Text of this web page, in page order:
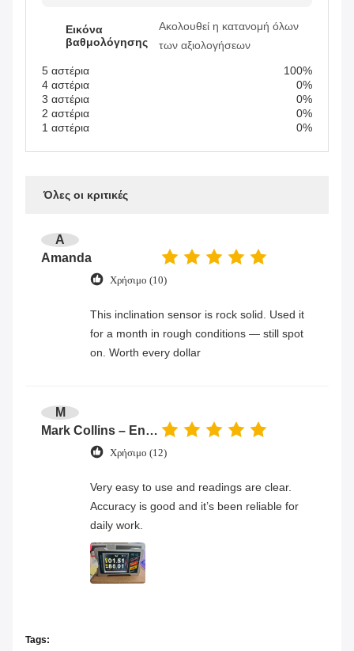
Εικόνα
βαθμολόγησης
Ακολουθεί η κατανομή όλων
των αξιολογήσεων
5 αστέρια
100%
4 αστέρια
0%
3 αστέρια
0%
2 αστέρια
0%
1 αστέρια
0%
Όλες οι κριτικές
A
Amanda
Χρήσιμο (10)
This inclination sensor is rock solid. Used it
for a month in rough conditions — still spot
on. Worth every dollar
M
Mark Collins – Engineer
Χρήσιμο (12)
Very easy to use and readings are clear.
Accuracy is good and it’s been reliable for
daily work.
Tags: